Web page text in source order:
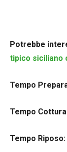
Potrebbe
tipico siciliano
Tempo
Tempo
Tempo Riposo: